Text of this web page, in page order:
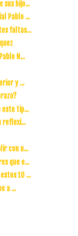
sus hijo...
Pablo ...
faltas...
N...
y ...
este tip...
reflexi...
con u...
que e...
10 ...
a ...